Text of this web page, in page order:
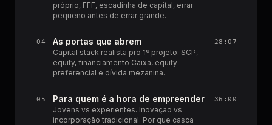
próprio, FFF, escadinha de capital, errar
pequeno antes de errar grande.
04 As portas que abrem
Capital stack realista pro 1º projeto: SCP,
equity, financiamento Caixa, equity
preferencial e dívida mezanina.
28:07
05 Para quem é a hora de empreender
Jovens vs experientes. Inovação vs
incorporação tradicional. Por que casca
36:00